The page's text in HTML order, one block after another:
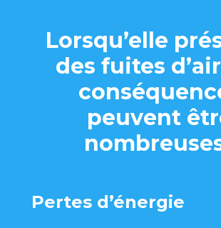
Lorsqu’elle
des fuites
peuvent
Pertes d’énergie